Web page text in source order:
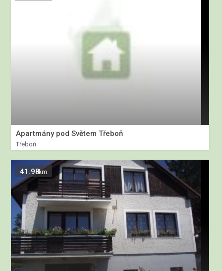
Apartmány pod Světem Třeboň
Třeboň
41.98km